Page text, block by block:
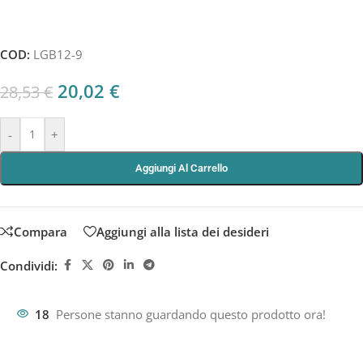
COD: LGB12-9
28,53€ 20,02 €
- +
Aggiungi Al Carrello
Compara Aggiungi alla lista dei desideri
Condividi:
18 Persone stanno guardando questo prodotto ora!